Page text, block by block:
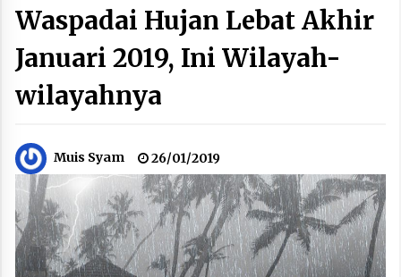
Waspadai Hujan Lebat Akhir
Januari 2019, Ini Wilayah-
wilayahnya
Muis Syam 26/01/2019